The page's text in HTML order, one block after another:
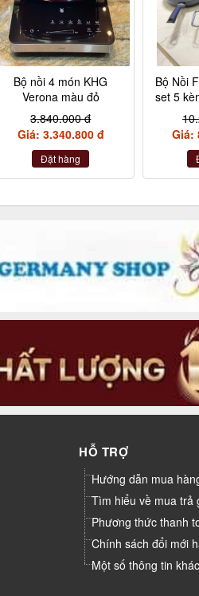
Bộ nồi 4 món KHG
Verona màu đỏ
3.840.000 đ
Giá: 3.340.800 đ
Đặt hàng
Bộ Nồi
set 5
Giá:
HỖ TRỢ
Hướng dẫn mua
Tìm hiểu về mua trả
Phương thức thanh
Chính sách đổi mới
Một số thông tin khác